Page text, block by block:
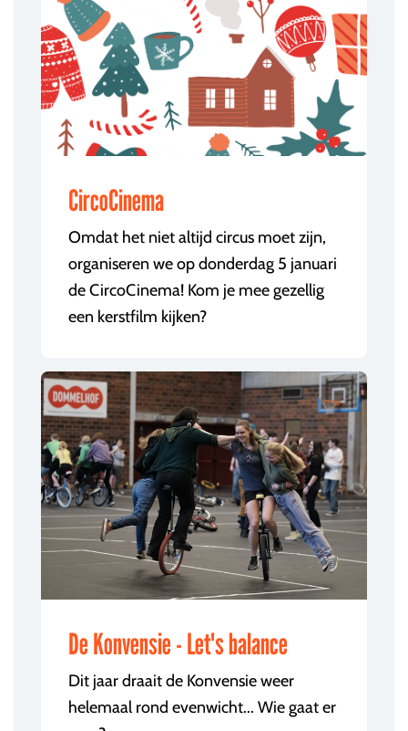
CircoCinema
Omdat het niet altijd circus moet zijn,
organiseren we op donderdag 5 januari
de CircoCinema! Kom je mee gezellig
een kerstfilm kijken?
De Konvensie - Let's balance
Dit jaar draait de Konvensie weer
helemaal rond evenwicht... Wie gaat er